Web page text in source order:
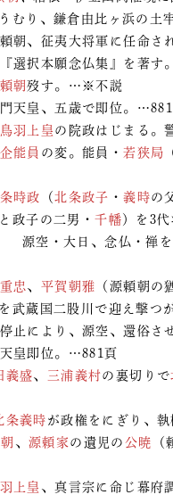
むり、鎌倉由比ヶ浜の
、征夷大将軍に任命さ
択本願念仏集』を著す
朝歿す。…※不説
天皇、五歳で即位。…881
羽上皇 の院政はじまる。
能員 の変。能員・若狭局
時政 （北条政子 ・義時の
と政子の二男・千幡 ）を3
源空・大日、念仏・禅
忠、 平賀朝雅 （源頼朝の
武蔵国二股川で迎え撃つ
により、源空、還俗さ
皇即位。…881頁
義盛、 三浦義村の裏切りで
条義時 が政権をにぎり、
、源頼家 の遺児の 公暁
上皇 、真言宗に命じ幕府